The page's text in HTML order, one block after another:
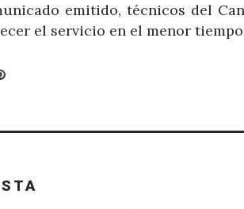
emitido, técnicos del
el servicio en el menor
Pinterest